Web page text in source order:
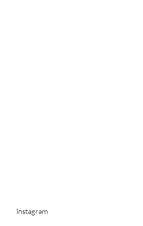
Instagram